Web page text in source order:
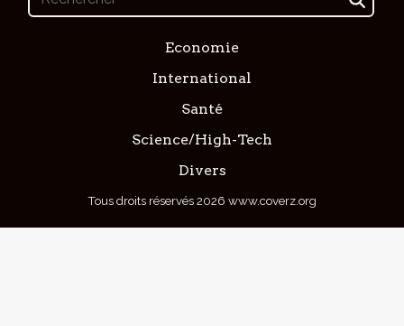
Economie
International
Santé
Science/High-Tech
Divers
Tous droits réservés 2026 www.coverz.org